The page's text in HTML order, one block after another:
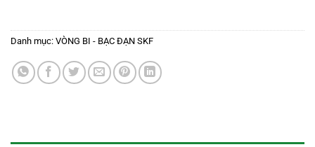
Danh mục: VÒNG BI - BẠC ĐẠN SKF